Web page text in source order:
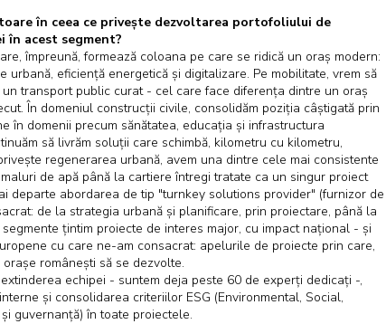
în ceea ce privește dezvoltarea portofoliului de
în acest segment?
împreună, formează coloana pe care se ridică un oraș modern:
eficiență energetică și digitalizare. Pe mobilitate, vrem să
transport public curat - cel care face diferența dintre un oraș
În domeniul construcții civile, consolidăm poziția câștigată prin
în domenii precum sănătatea, educația și infrastructura
să livrăm soluții care schimbă, kilometru cu kilometru,
regenerarea urbană, avem una dintre cele mai consistente
de apă până la cartiere întregi tratate ca un singur proiect
departe abordarea de tip "turnkey solutions provider" (furnizor de
de la strategia urbană și planificare, prin proiectare, până la
țintim proiecte de interes major, cu impact național - și
cu care ne-am consacrat: apelurile de proiecte prin care,
românești să se dezvolte.
echipei - suntem deja peste 60 de experți dedicați -,
și consolidarea criteriilor ESG (Environmental, Social,
guvernanță) în toate proiectele.